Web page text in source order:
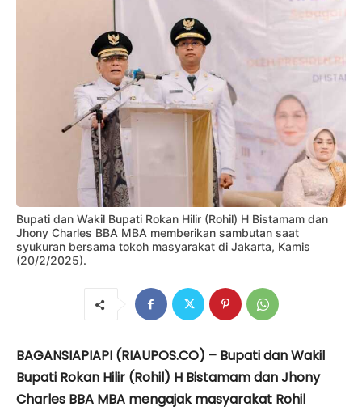
Bupati dan Wakil Bupati Rokan Hilir (Rohil) H Bistamam dan
Jhony Charles BBA MBA memberikan sambutan saat
syukuran bersama tokoh masyarakat di Jakarta, Kamis
(20/2/2025).
BAGANSIAPIAPI (RIAUPOS.CO) – Bupati dan Wakil
Bupati Rokan Hilir (Rohil) H Bistamam dan Jhony
Charles BBA MBA mengajak masyarakat Rohil